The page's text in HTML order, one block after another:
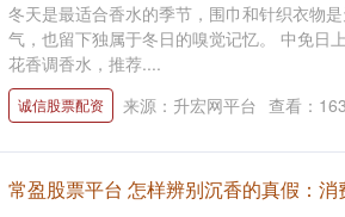
冬天是最适合香水的季节，围巾和针织衣物
气，也留下独属于冬日的嗅觉记忆。 中免日
花香调香水，推荐....
诚信股票配资 来源：升宏网平台 查看： 163
常盈股票平台 怎样辨别沉香的真假：消